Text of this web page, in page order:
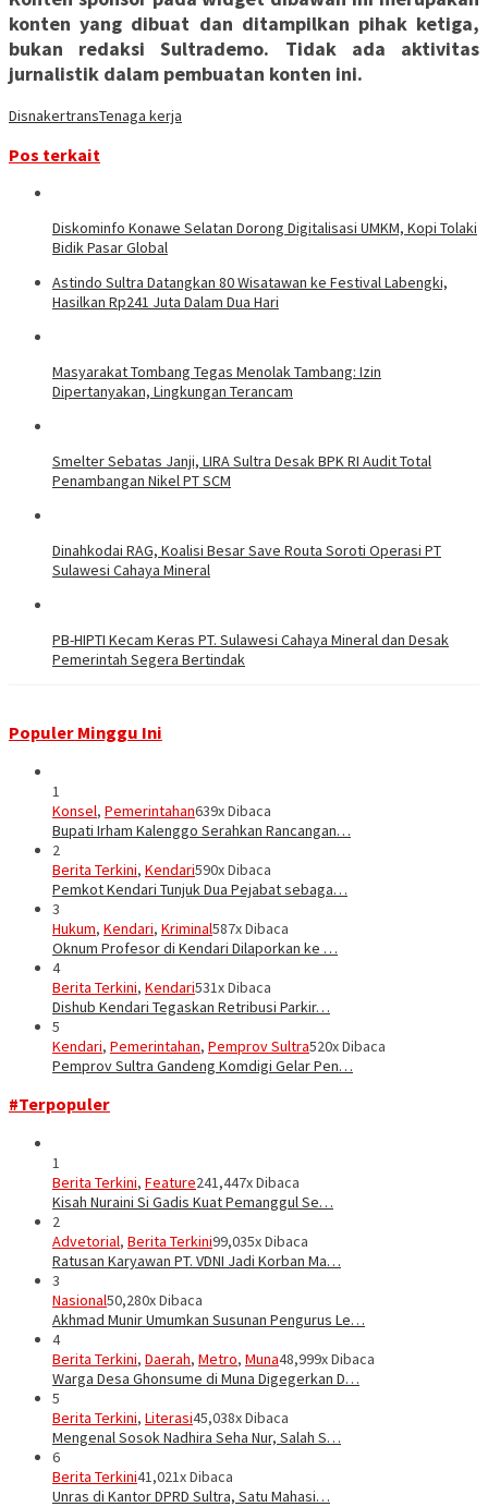
konten yang dibuat dan ditampilkan pihak ketiga,
bukan redaksi Sultrademo. Tidak ada aktivitas
jurnalistik dalam pembuatan konten ini.
DisnakertransTenaga kerja
Pos terkait
Diskominfo Konawe Selatan Dorong Digitalisasi UMKM, Kopi Tolaki
Bidik Pasar Global
Astindo Sultra Datangkan 80 Wisatawan ke Festival Labengki,
Hasilkan Rp241 Juta Dalam Dua Hari
Masyarakat Tombang Tegas Menolak Tambang: Izin
Dipertanyakan, Lingkungan Terancam
Smelter Sebatas Janji, LIRA Sultra Desak BPK RI Audit Total
Penambangan Nikel PT SCM
Dinahkodai RAG, Koalisi Besar Save Routa Soroti Operasi PT
Sulawesi Cahaya Mineral
PB-HIPTI Kecam Keras PT. Sulawesi Cahaya Mineral dan Desak
Pemerintah Segera Bertindak
Populer Minggu Ini
1
Konsel, Pemerintahan639x Dibaca
Bupati Irham Kalenggo Serahkan Rancangan…
2
Berita Terkini, Kendari590x Dibaca
Pemkot Kendari Tunjuk Dua Pejabat sebaga…
3
Hukum, Kendari, Kriminal587x Dibaca
Oknum Profesor di Kendari Dilaporkan ke …
4
Berita Terkini, Kendari531x Dibaca
Dishub Kendari Tegaskan Retribusi Parkir…
5
Kendari, Pemerintahan, Pemprov Sultra520x Dibaca
Pemprov Sultra Gandeng Komdigi Gelar Pen…
#Terpopuler
1
Berita Terkini, Feature241,447x Dibaca
Kisah Nuraini Si Gadis Kuat Pemanggul Se…
2
Advetorial, Berita Terkini99,035x Dibaca
Ratusan Karyawan PT. VDNI Jadi Korban Ma…
3
Nasional50,280x Dibaca
Akhmad Munir Umumkan Susunan Pengurus Le…
4
Berita Terkini, Daerah, Metro, Muna48,999x Dibaca
Warga Desa Ghonsume di Muna Digegerkan D…
5
Berita Terkini, Literasi45,038x Dibaca
Mengenal Sosok Nadhira Seha Nur, Salah S…
6
Berita Terkini41,021x Dibaca
Unras di Kantor DPRD Sultra, Satu Mahasi…